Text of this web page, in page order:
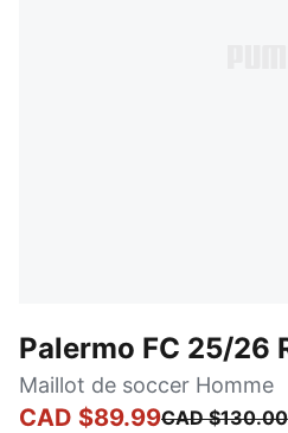
Palermo FC 25/26
Maillot de soccer Homme
CAD $89.99CAD $130.00